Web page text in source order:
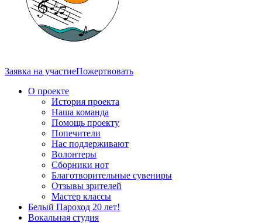
Заявка на участиеПожертвовать
О проекте
История проекта
Наша команда
Помощь проекту
Попечители
Нас поддерживают
Волонтеры
Сборники нот
Благотворительные сувениры
Отзывы зрителей
Мастер классы
Белый Пароход 20 лет!
Вокальная студия